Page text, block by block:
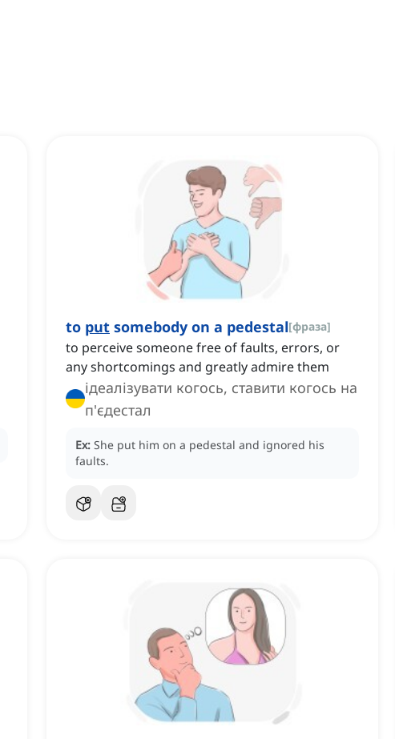
to put somebody on a pedestal[фраза]
to perceive someone free of faults, errors, or
any shortcomings and greatly admire them
ідеалізувати когось, ставити когось на
п'єдестал
Ex: She put him on a pedestal and ignored his
faults.